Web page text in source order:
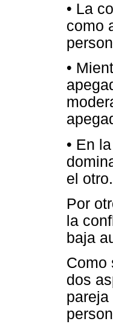
• La
como
•
• En
el otro.
Por
la
baja
Como
dos